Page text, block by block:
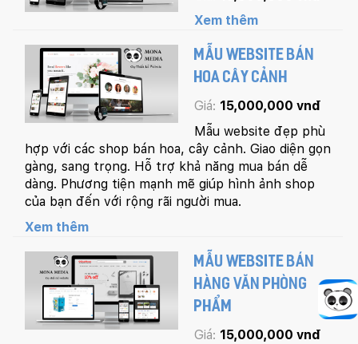
Xem thêm
MẪU WEBSITE BÁN
HOA CÂY CẢNH
Giá: 15,000,000 vnđ
Mẫu website đẹp phù
hợp với các shop bán hoa, cây cảnh. Giao diện gọn
gàng, sang trọng. Hỗ trợ khả năng mua bán dễ
dàng. Phương tiện mạnh mẽ giúp hình ảnh shop
của bạn đến với rộng rãi người mua.
Xem thêm
MẪU WEBSITE BÁN
HÀNG VĂN PHÒNG
PHẨM
Giá: 15,000,000 vnđ